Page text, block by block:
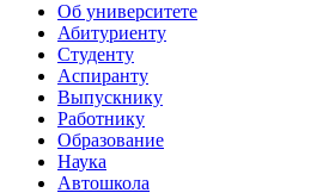
Об университете
Абитуриенту
Студенту
Аспиранту
Выпускнику
Работнику
Образование
Наука
Автошкола